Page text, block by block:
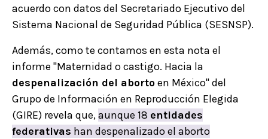
acuerdo con datos del Secretariado Ejecutivo del
Sistema Nacional de Seguridad Pública (SESNSP).
Además, como te contamos en esta nota el
informe "Maternidad o castigo. Hacia la
despenalización del abortoen México" del
Grupo de Información en Reproducción Elegida
(GIRE) revela que,aunque 18 entidades
federativas han despenalizado el aborto